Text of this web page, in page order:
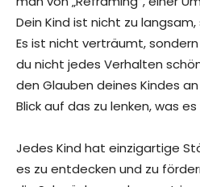
Dein Kind ist nicht zu
Es ist nicht verträumt,
du nicht jedes Verhalten
den Glauben deines Kindes
Blick auf das zu lenken, was
Jedes Kind hat einzigartige
es zu entdecken und zu